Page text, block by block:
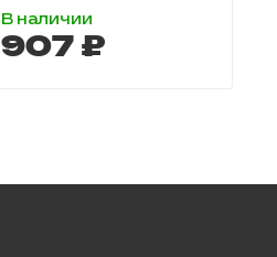
В наличии
907 ₽